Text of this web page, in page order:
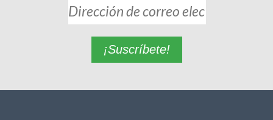
¡Suscríbete!